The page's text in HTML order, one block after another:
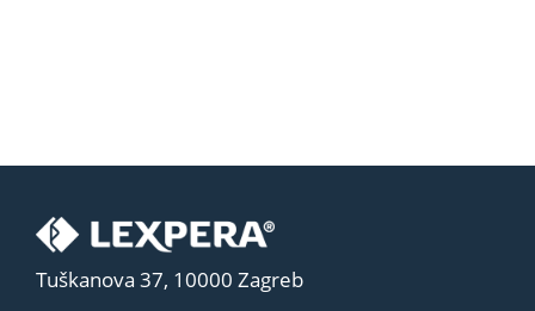
Tuškanova 37, 10000 Zagreb